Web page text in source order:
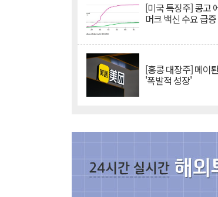
[미국 특징주] 콩고
머크 백신 수요 급증
[홍콩 대장주] 메이
'폭발적 성장'